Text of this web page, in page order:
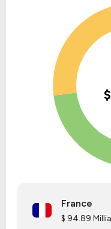
France
$ 94.89